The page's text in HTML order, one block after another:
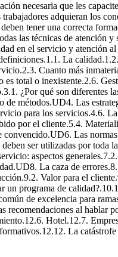
necesaria que les
adquieran los
tener una correcta
las técnicas de atención
en el servicio y atención
La
Cuanto más
total o inexistente.2.6.
¿Por qué son diferentes
de métodos.UD4. Las
para los servicios.4.6.
por el cliente.5.4.
convencido.UD6. Las
ser utilizadas por
aspectos
La caza de
Valor para el
un programa de
de excelencia para
recomendaciones al
Hotel.12.7.
La